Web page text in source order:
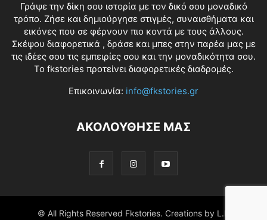
Γράψε την δίκη σου ιστορία με τον δικό σου μοναδικό
τρόπο. Ζήσε και δημιούργησε στιγμές, συναισθήματα και
εικόνες που σε φέρνουν πιο κοντά με τους άλλους.
Σκέψου διαφορετικά , δράσε και μπες στην παρέα μας με
τις ιδέες σου τις εμπειρίες σου και την μοναδικότητα σου.
Το fkstories προτείνει διαφορετικές διαδρομές.
Επικοινωνία: info@fkstories.gr
ΑΚΟΛΟΥΘΗΣΕ ΜΑΣ
© All Rights Reserved Fkstories. Creations by L.K